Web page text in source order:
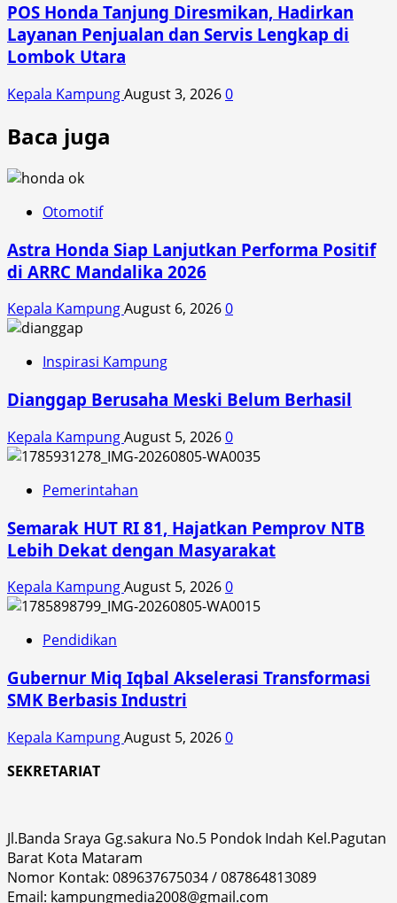
POS Honda Tanjung Diresmikan, Hadirkan
Layanan Penjualan dan Servis Lengkap di
Lombok Utara
Kepala KampungAugust 3, 20260
Baca juga
Otomotif
Astra Honda Siap Lanjutkan Performa Positif
di ARRC Mandalika 2026
Kepala KampungAugust 6, 20260
Inspirasi Kampung
Dianggap Berusaha Meski Belum Berhasil
Kepala KampungAugust 5, 20260
Pemerintahan
Semarak HUT RI 81, Hajatkan Pemprov NTB
Lebih Dekat dengan Masyarakat
Kepala KampungAugust 5, 20260
Pendidikan
Gubernur Miq Iqbal Akselerasi Transformasi
SMK Berbasis Industri
Kepala KampungAugust 5, 20260
SEKRETARIAT
Jl.Banda Sraya Gg.sakura No.5 Pondok Indah Kel.Pagutan
Barat Kota Mataram
Nomor Kontak: 089637675034 / 087864813089
Email: kampungmedia2008@gmail.com